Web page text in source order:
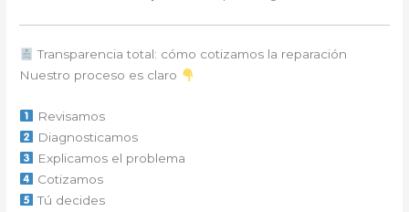
Transparencia total: cómo cotizamos la reparación
Nuestro proceso es claro
Revisamos
Diagnosticamos
Explicamos el problema
Cotizamos
Tú decides